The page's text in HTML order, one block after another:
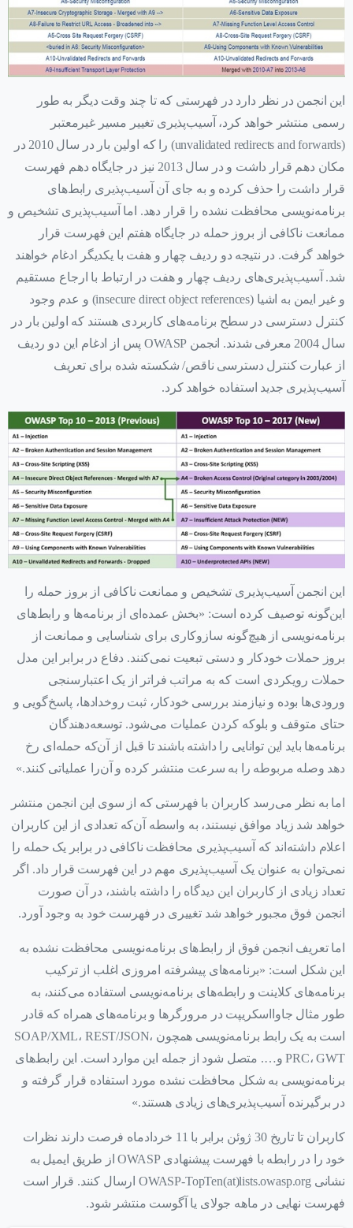
این انجمن در نظر دارد در فهرستی که تا چند وقت دیگر به طور
رسمی منتشر خواهد کرد، آسیب‌پذیری تغییر مسیر غیرمعتبر
(unvalidated redirects and forwards) را که اولین بار در سال 2010 در
مکان دهم قرار داشت و در سال 2013 نیز در جایگاه دهم فهرست
قرار داشت را حذف کرده و به جای آن آسیب‌پذیری رابط‌های
برنامه‌نویسی محافظت نشده را قرار دهد. اما آسیب‌پذیری تشخیص و
ممانعت ناکافی از بروز حمله در جایگاه هفتم این فهرست قرار
خواهد گرفت. در نتیجه دو ردیف چهار و هفت با یکدیگر ادغام خواهند
شد. آسیب‌پذیری‌های ردیف چهار و هفت در ارتباط با ارجاع مستقیم
و غیر ایمن به اشیا (insecure direct object references) و عدم وجود
کنترل دسترسی در سطح برنامه‌های کاربردی هستند که اولین بار در
سال 2004 معرفی شدند. انجمن OWASP پس از ادغام این دو ردیف
از عبارت کنترل دسترسی ناقص/ شکسته شده برای تعریف
آسیب‌پذیری جدید استفاده خواهد کرد.
این انجمن آسیب‌پذیری تشخیص و ممانعت ناکافی از بروز حمله را
این‌گونه توصیف کرده است: «بخش عمده‌ای از برنامه‌ها و رابط‌های
برنامه‌نویسی از هیچ‌گونه سازوکاری برای شناسایی و ممانعت از
بروز حملات خودکار و دستی تبعیت نمی‌کنند. دفاع در برابر این مدل
حملات رویکردی است که به مراتب فراتر از یک اعتبارسنجی
ورودی‌ها بوده و نیازمند بررسی خودکار، ثبت روخدادها، پاسخ‌گویی و
حتای متوقف و بلوکه کردن عملیات می‌شود. توسعه‌دهندگان
برنامه‌ها باید این توانایی را داشته باشند تا قبل از آن‌که حمله‌ای رخ
دهد وصله مربوطه را به سرعت منتشر کرده و آن‌را عملیاتی کنند.»
اما به نظر می‌رسد کاربران با فهرستی که از سوی این انجمن منتشر
خواهد شد زیاد موافق نیستند، به واسطه آن‌که تعدادی از این کاربران
اعلام داشته‌اند که آسیب‌پذیری محافظت ناکافی در برابر یک حمله را
نمی‌توان به عنوان یک آسیب‌پذیری مهم در این فهرست قرار داد. اگر
تعداد زیادی از کاربران این دیدگاه را داشته باشند، در آن صورت
انجمن فوق مجبور خواهد شد تغییری در فهرست خود به وجود آورد.
اما تعریف انجمن فوق از رابط‌های برنامه‌نویسی محافظت نشده به
این شکل است: «برنامه‌های پیشرفته امروزی اغلب از ترکیب
برنامه‌های کلاینت و رابطه‌های برنامه‌نویسی استفاده می‌کنند، به
طور مثال جاوااسکریپت در مرورگرها و برنامه‌های همراه که قادر
است به یک رابط برنامه‌نویسی همچون SOAP/XML، REST/JSON،
PRC، GWT و…. متصل شود از جمله این موارد است. این رابط‌های
برنامه‌نویسی به شکل محافظت نشده مورد استفاده قرار گرفته و
در برگیرنده آسیب‌پذیری‌های زیادی هستند.»
کاربران تا تاریخ 30 ژوئن برابر با 11 خردادماه فرصت دارند نظرات
خود را در رابطه با فهرست پیشنهادی OWASP از طریق ایمیل به
نشانی OWASP-TopTen(at)lists.owasp.org ارسال کنند. قرار است
فهرست نهایی در ماهه جولای یا آگوست منتشر شود.